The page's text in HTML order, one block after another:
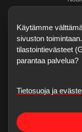
Verkkokauppa on
Käytämme
sivuston
tilastointievästeet
parantaa palvelua?
Tietosuoja ja